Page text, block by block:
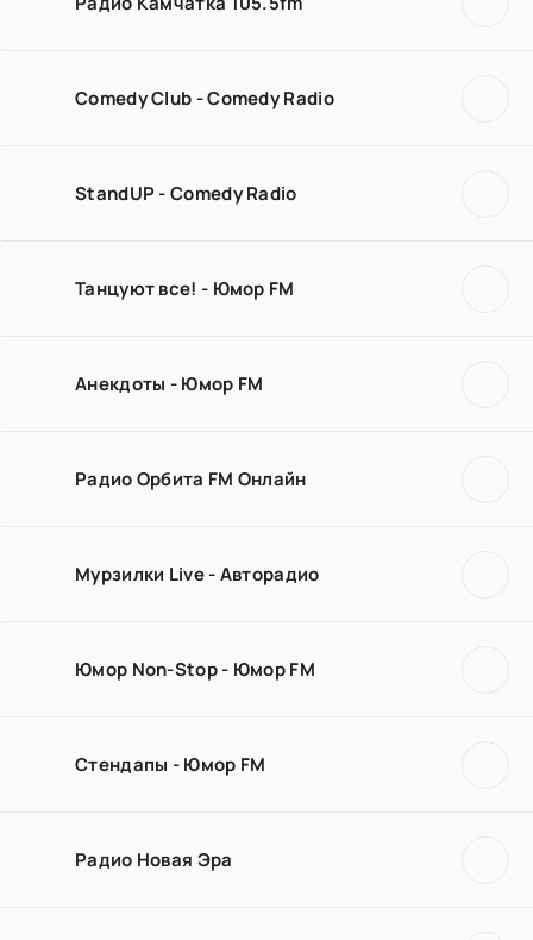
Comedy Club - Comedy Radio
StandUP - Comedy Radio
Танцуют все! - Юмор FM
Анекдоты - Юмор FM
Радио Орбита FM Онлайн
Мурзилки Live - Авторадио
Юмор Non-Stop - Юмор FM
Стендапы - Юмор FM
Радио Новая Эра